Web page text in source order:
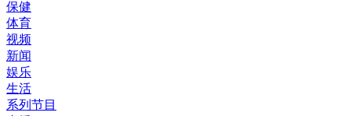
保健
体育
视频
新闻
娱乐
生活
系列节目